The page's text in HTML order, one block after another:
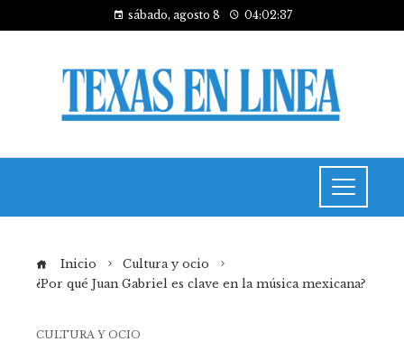
sábado, agosto 8 04:02:38
Inicio
Cultura y ocio
¿Por qué Juan Gabriel es clave en la música mexicana?
CULTURA Y OCIO